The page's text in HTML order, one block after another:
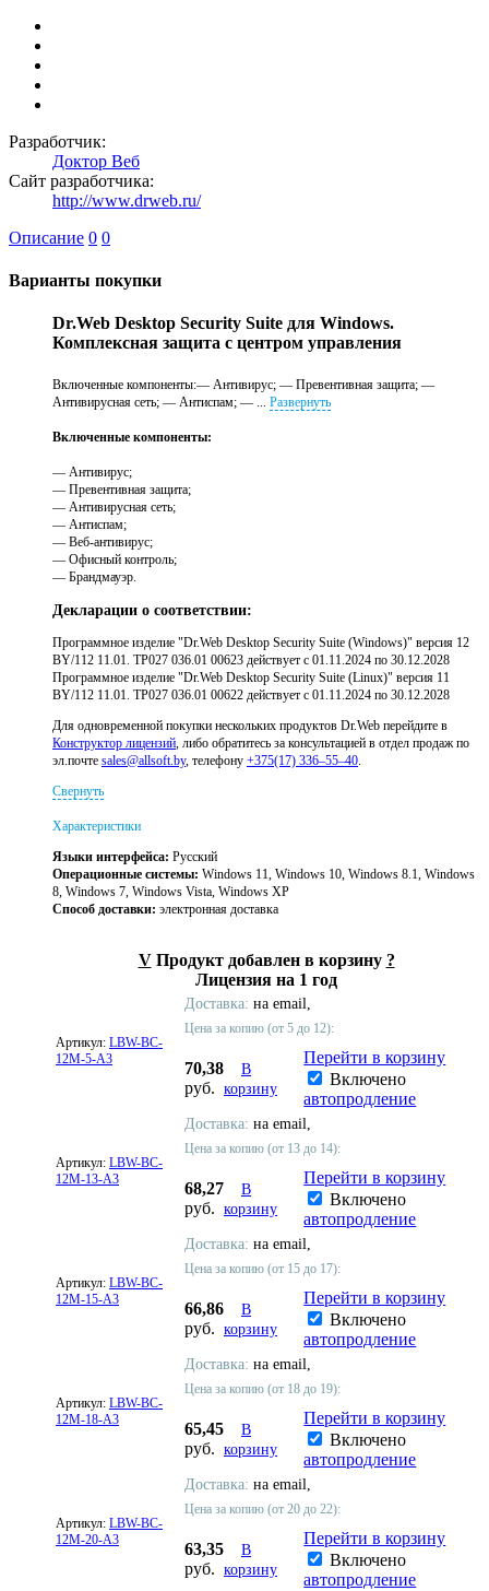
Разработчик:
Доктор Веб
Сайт разработчика:
http://www.drweb.ru/
Описание 0 0
Варианты покупки
Dr.Web Desktop Security Suite для Windows.
Комплексная защита с центром управления
Включенные компоненты:— Антивирус; — Превентивная защита; —
Антивирусная сеть; — Антиспам; — ... Развернуть
Включенные компоненты:
— Антивирус;
— Превентивная защита;
— Антивирусная сеть;
— Антиспам;
— Веб-антивирус;
— Офисный контроль;
— Брандмауэр.
Декларации о соответствии:
Программное изделие "Dr.Web Desktop Security Suite (Windows)" версия 12
BY/112 11.01. ТР027 036.01 00623 действует с 01.11.2024 по 30.12.2028
Программное изделие "Dr.Web Desktop Security Suite (Linux)" версия 11
BY/112 11.01. ТР027 036.01 00622 действует с 01.11.2024 по 30.12.2028
Для одновременной покупки нескольких продуктов Dr.Web перейдите в
Конструктор лицензий, либо обратитесь за консультацией в отдел продаж по
эл.почте sales@allsoft.by, телефону +375(17) 336–55–40.
Свернуть
Характеристики
Языки интерфейса: Русский
Операционные системы: Windows 11, Windows 10, Windows 8.1, Windows
8, Windows 7, Windows Vista, Windows XP
Способ доставки: электронная доставка
V Продукт добавлен в корзину ?
Лицензия на 1 год
Артикул: LBW-BC-
12M-5-A3
Доставка: на email,
Цена за копию (от 5 до 12):
70,38
руб.
В
корзину
Перейти в корзину
Включено
автопродление
Артикул: LBW-BC-
12M-13-A3
Доставка: на email,
Цена за копию (от 13 до 14):
68,27
руб.
В
корзину
Перейти в корзину
Включено
автопродление
Артикул: LBW-BC-
12M-15-A3
Доставка: на email,
Цена за копию (от 15 до 17):
66,86
руб.
В
корзину
Перейти в корзину
Включено
автопродление
Артикул: LBW-BC-
12M-18-A3
Доставка: на email,
Цена за копию (от 18 до 19):
65,45
руб.
В
корзину
Перейти в корзину
Включено
автопродление
Артикул: LBW-BC-
12M-20-A3
Доставка: на email,
Цена за копию (от 20 до 22):
63,35
руб.
В
корзину
Перейти в корзину
Включено
автопродление